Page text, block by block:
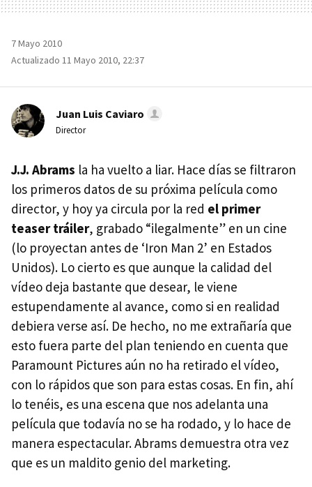
7 Mayo 2010
Actualizado 11 Mayo 2010, 22:37
Juan Luis Caviaro
Director
J.J. Abrams la ha vuelto a liar. Hace días se filtraron
los primeros datos de su próxima película como
director, y hoy ya circula por la red el primer
teaser tráiler, grabado “ilegalmente” en un cine
(lo proyectan antes de ‘Iron Man 2’ en Estados
Unidos). Lo cierto es que aunque la calidad del
vídeo deja bastante que desear, le viene
estupendamente al avance, como si en realidad
debiera verse así. De hecho, no me extrañaría que
esto fuera parte del plan teniendo en cuenta que
Paramount Pictures aún no ha retirado el vídeo,
con lo rápidos que son para estas cosas. En fin, ahí
lo tenéis, es una escena que nos adelanta una
película que todavía no se ha rodado, y lo hace de
manera espectacular. Abrams demuestra otra vez
que es un maldito genio del marketing.